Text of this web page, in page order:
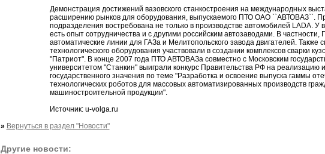
Демонстрация достижений вазовского станкостроения на международных
расширению рынков для оборудования, выпускаемого ПТО ОАО ``АВТОВАЗ``.
подразделения востребована не только в производстве автомобилей LADA. У
есть опыт сотрудничества и с другими российским автозаводами. В частности,
автоматические линии для ГАЗа и Мелитопольского завода двигателей. Также
технологического оборудования участвовали в создании комплексов сварки
"Патриот". В конце 2007 года ПТО АВТОВАЗа совместно с Московским
университетом "Станкин" выиграли конкурс Правительства РФ на реализацию
государственного значения по теме "Разработка и освоение выпуска гаммы
технологических роботов для массовых автоматизированных производств
машиностроительной продукции".
Источник: u-volga.ru
» Вернуться в раздел "Новости"
Другие новости: